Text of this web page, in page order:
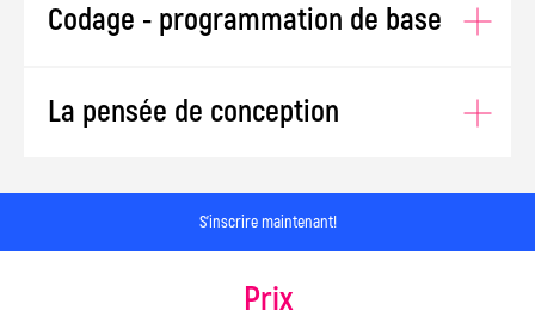
Codage - programmation de base
La pensée de conception
S'inscrire maintenant!
Prix